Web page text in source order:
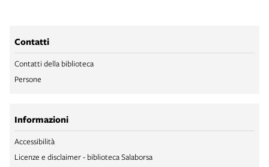
Contatti
Contatti della biblioteca
Persone
Informazioni
Accessibilità
Licenze e disclaimer - biblioteca Salaborsa